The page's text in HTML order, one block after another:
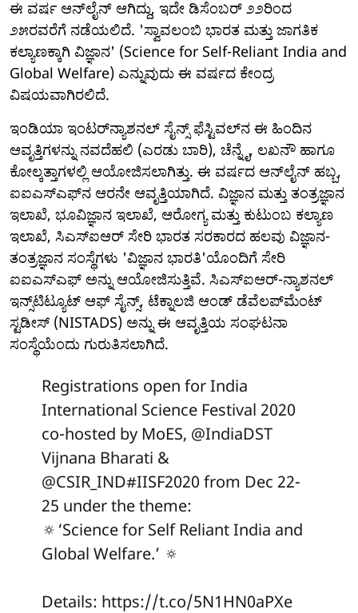
ಈ ವರ್ಷ ಆನ್‌ಲೈನ್ ಆಗಿದ್ದು, ಇದೇ ಡಿಸೆಂಬರ್ ೨೨ರಿಂದ
೨೫ರವರೆಗೆ ನಡೆಯಲಿದೆ. 'ಸ್ವಾವಲಂಬಿ ಭಾರತ ಮತ್ತು ಜಾಗತಿಕ
ಕಲ್ಯಾಣಕ್ಕಾಗಿ ವಿಜ್ಞಾನ' (Science for Self-Reliant India and
Global Welfare) ಎನ್ನುವುದು ಈ ವರ್ಷದ ಕೇಂದ್ರ
ವಿಷಯವಾಗಿರಲಿದೆ.
ಇಂಡಿಯಾ ಇಂಟರ್‌ನ್ಯಾಶನಲ್ ಸೈನ್ಸ್ ಫೆಸ್ಟಿವಲ್‌ನ ಈ ಹಿಂದಿನ
ಆವೃತ್ತಿಗಳನ್ನು ನವದೆಹಲಿ (ಎರಡು ಬಾರಿ), ಚೆನ್ನೈ, ಲಖನೌ ಹಾಗೂ
ಕೋಲ್ಕತ್ತಾಗಳಲ್ಲಿ ಆಯೋಜಿಸಲಾಗಿತ್ತು. ಈ ವರ್ಷದ ಆನ್‌ಲೈನ್ ಹಬ್ಬ,
ಐಐಎಸ್‌ಎಫ್‌ನ ಆರನೇ ಆವೃತ್ತಿಯಾಗಿದೆ. ವಿಜ್ಞಾನ ಮತ್ತು ತಂತ್ರಜ್ಞಾನ
ಇಲಾಖೆ, ಭೂವಿಜ್ಞಾನ ಇಲಾಖೆ, ಆರೋಗ್ಯ ಮತ್ತು ಕುಟುಂಬ ಕಲ್ಯಾಣ
ಇಲಾಖೆ, ಸಿಎಸ್‌ಐಆರ್ ಸೇರಿ ಭಾರತ ಸರಕಾರದ ಹಲವು ವಿಜ್ಞಾನ-
ತಂತ್ರಜ್ಞಾನ ಸಂಸ್ಥೆಗಳು 'ವಿಜ್ಞಾನ ಭಾರತಿ'ಯೊಂದಿಗೆ ಸೇರಿ
ಐಐಎಸ್‌ಎಫ್ ಅನ್ನು ಆಯೋಜಿಸುತ್ತಿವೆ. ಸಿಎಸ್‌ಐಆರ್-ನ್ಯಾಶನಲ್
ಇನ್ಸ್‌ಟಿಟ್ಯೂಟ್ ಆಫ್ ಸೈನ್ಸ್, ಟೆಕ್ನಾಲಜಿ ಆಂಡ್ ಡೆವೆಲಪ್‌ಮೆಂಟ್
ಸ್ಟಡೀಸ್ (NISTADS) ಅನ್ನು ಈ ಆವೃತ್ತಿಯ ಸಂಘಟನಾ
ಸಂಸ್ಥೆಯೆಂದು ಗುರುತಿಸಲಾಗಿದೆ.
Registrations open for India
International Science Festival 2020
co-hosted by MoES, @IndiaDST
Vijnana Bharati &
@CSIR_IND#IISF2020 from Dec 22-
25 under the theme:
🔅‘Science for Self Reliant India and
Global Welfare.’ 🔅
Details: https://t.co/5N1HN0aPXe